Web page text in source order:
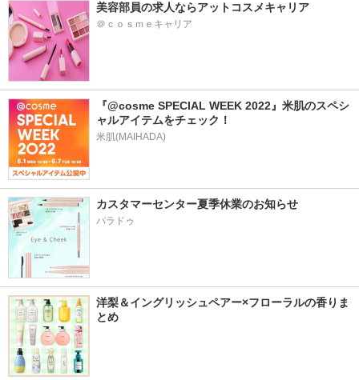
美容部員の求人ならアットコスメキャリア
＠ｃｏｓｍｅキャリア
『@cosme SPECIAL WEEK 2022』米肌のスペシ
ャルアイテムをチェック！
米肌(MAIHADA)
カスタマーセンター夏季休業のお知らせ
パラドゥ
洋梨＆イングリッシュペアー×フローラルの香りま
とめ